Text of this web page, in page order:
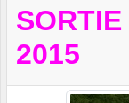
2015